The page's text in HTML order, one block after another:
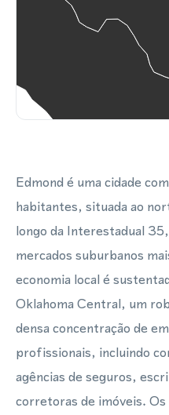
Edmond é uma cidade
habitantes, situada ao
longo da Interestadual
mercados suburbanos
economia local é
Oklahoma Central, um
densa concentração de
profissionais, incluindo
agências de seguros,
corretoras de imóveis.